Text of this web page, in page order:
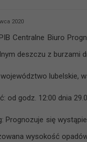
2020
Centralne Biuro
deszczu z burzami
lubelskie,
od godz. 12:00 dnia
Prognozuje się
wysokość